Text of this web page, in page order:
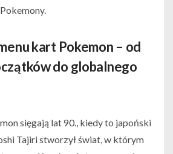
kart Pokemon – od
do globalnego
sięgają lat 90., kiedy to japoński
Tajiri stworzył świat, w którym